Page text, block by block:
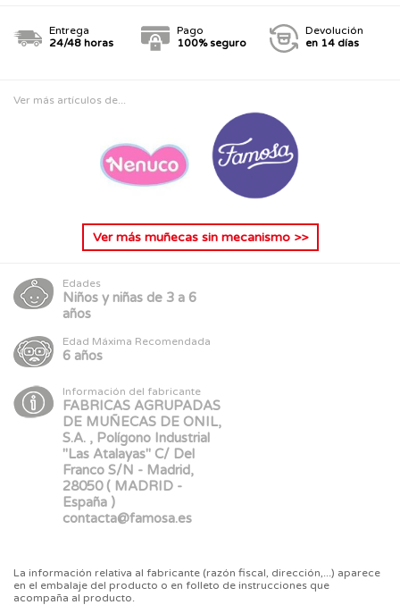
Entrega
24/48 horas
Pago
100% seguro
Devolución
en 14 días
Ver más artículos de...
Ver más muñecas sin mecanismo>>
Edades
Niños y niñas de 3 a 6
años
Edad Máxima Recomendada
6 años
Información del fabricante
FABRICAS AGRUPADAS
DE MUÑECAS DE ONIL,
S.A. , Polígono Industrial
"Las Atalayas" C/ Del
Franco S/N - Madrid,
28050 ( MADRID -
España )
contacta@famosa.es
La información relativa al fabricante (razón fiscal, dirección,...) aparece
en el embalaje del producto o en folleto de instrucciones que
acompaña al producto.